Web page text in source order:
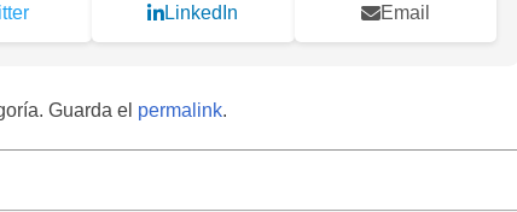
LinkedIn Email
Guarda el permalink.